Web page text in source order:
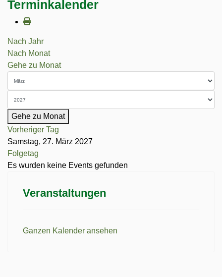
Terminkalender
Nach Jahr
Nach Monat
Gehe zu Monat
Gehe zu Monat
Vorheriger Tag
Samstag, 27. März 2027
Folgetag
Es wurden keine Events gefunden
Veranstaltungen
Ganzen Kalender ansehen